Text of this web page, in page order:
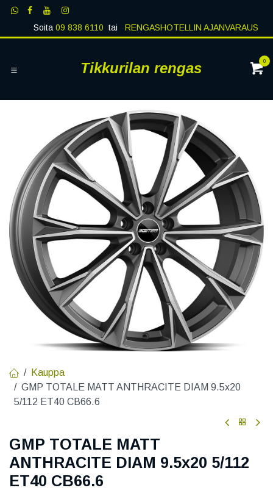
Siirry sisältöön
Soita09 838 6110 tai RENGASHOTELLIN AJANVARAUS
Tikkurilan rengas 0
Kauppa
GMP TOTALE MATT ANTHRACITE DIAM 9.5x20
5/112 ET40 CB66.6
GMP TOTALE MATT
ANTHRACITE DIAM 9.5x20 5/112
ET40 CB66.6